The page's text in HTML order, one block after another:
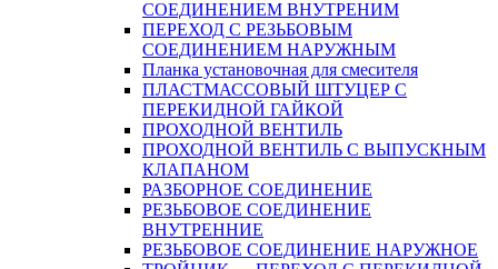
СОЕДИНЕНИЕМ ВНУТРЕНИМ
ПЕРЕХОД С РЕЗЬБОВЫМ
СОЕДИНЕНИЕМ НАРУЖНЫМ
Планка установочная для смесителя
ПЛАСТМАССОВЫЙ ШТУЦЕР С
ПЕРЕКИДНОЙ ГАЙКОЙ
ПРОХОДНОЙ ВЕНТИЛЬ
ПРОХОДНОЙ ВЕНТИЛЬ С ВЫПУСКНЫМ
КЛАПАНОМ
РАЗБОРНОЕ СОЕДИНЕНИЕ
РЕЗЬБОВОЕ СОЕДИНЕНИЕ
ВНУТРЕННИЕ
РЕЗЬБОВОЕ СОЕДИНЕНИЕ НАРУЖНОЕ